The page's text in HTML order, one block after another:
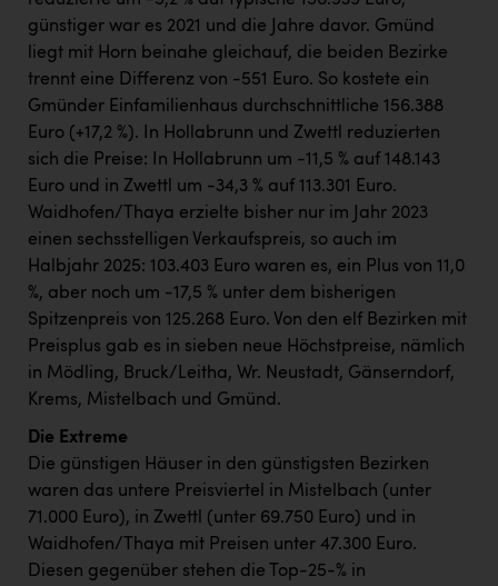
günstiger war es 2021 und die Jahre davor. Gmünd
liegt mit Horn beinahe gleichauf, die beiden Bezirke
trennt eine Differenz von -551 Euro. So kostete ein
Gmünder Einfamilienhaus durchschnittliche 156.388
Euro (+17,2 %). In Hollabrunn und Zwettl reduzierten
sich die Preise: In Hollabrunn um -11,5 % auf 148.143
Euro und in Zwettl um -34,3 % auf 113.301 Euro.
Waidhofen/Thaya erzielte bisher nur im Jahr 2023
einen sechsstelligen Verkaufspreis, so auch im
Halbjahr 2025: 103.403 Euro waren es, ein Plus von 11,0
%, aber noch um -17,5 % unter dem bisherigen
Spitzenpreis von 125.268 Euro. Von den elf Bezirken mit
Preisplus gab es in sieben neue Höchstpreise, nämlich
in Mödling, Bruck/Leitha, Wr. Neustadt, Gänserndorf,
Krems, Mistelbach und Gmünd.
Die Extreme
Die günstigen Häuser in den günstigsten Bezirken
waren das untere Preisviertel in Mistelbach (unter
71.000 Euro), in Zwettl (unter 69.750 Euro) und in
Waidhofen/Thaya mit Preisen unter 47.300 Euro.
Diesen gegenüber stehen die Top-25-% in